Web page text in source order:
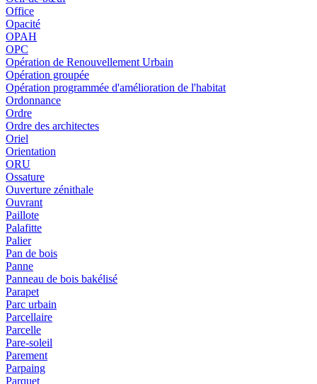
Office
Opacité
OPAH
OPC
Opération de Renouvellement Urbain
Opération groupée
Opération programmée d'amélioration de l'habitat
Ordonnance
Ordre
Ordre des architectes
Oriel
Orientation
ORU
Ossature
Ouverture zénithale
Ouvrant
Paillote
Palafitte
Palier
Pan de bois
Panne
Panneau de bois bakélisé
Parapet
Parc urbain
Parcellaire
Parcelle
Pare-soleil
Parement
Parpaing
Parquet